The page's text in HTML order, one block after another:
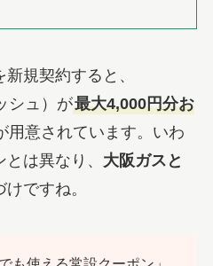
規契約すると、
シュ）が最大4,000円分お
用意されています。いわ
は異なり、 大阪ガスと
ですね。